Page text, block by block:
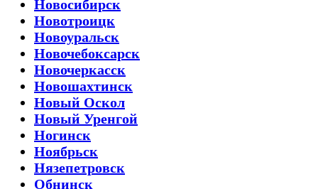
Новосибирск
Новотроицк
Новоуральск
Новочебоксарск
Новочеркасск
Новошахтинск
Новый Оскол
Новый Уренгой
Ногинск
Ноябрьск
Нязепетровск
Обнинск